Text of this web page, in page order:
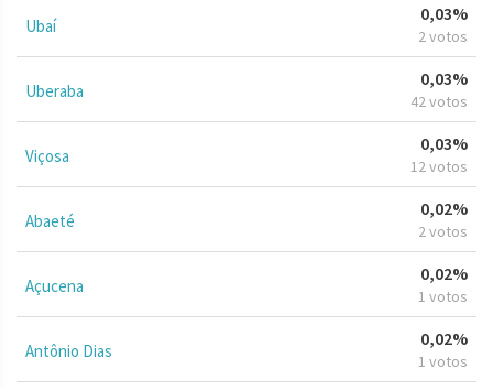
Ubaí
0,03%
2 votos
Uberaba
0,03%
42 votos
Viçosa
0,03%
12 votos
Abaeté
0,02%
2 votos
Açucena
0,02%
1 votos
Antônio Dias
0,02%
1 votos